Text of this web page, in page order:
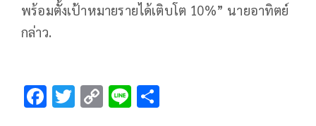
พร้อมตั้งเป้าหมายรายได้เติบโต 10%” นายอาทิตย์
กล่าว.
F T C Li